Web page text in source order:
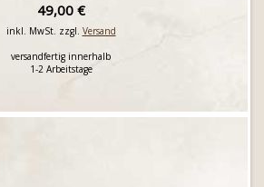
49,00 €
inkl. MwSt. zzgl. Versand
versandfertig innerhalb
1-2 Arbeitstage